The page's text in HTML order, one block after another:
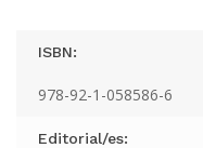
ISBN:
978-92-1-058586-6
Editorial/es: